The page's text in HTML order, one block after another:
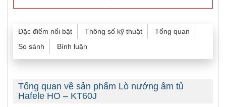
Đặc điểm nổi bật Thông số kỹ thuật
Tổng quan
So sánh
Bình luận
Tổng quan về sản phẩm Lò nướng âm tủ
Hafele HO – KT60J